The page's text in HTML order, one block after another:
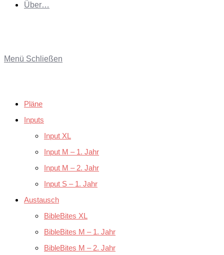
Über…
Menü Schließen
Pläne
Inputs
Input XL
Input M – 1. Jahr
Input M – 2. Jahr
Input S – 1. Jahr
Austausch
BibleBites XL
BibleBites M – 1. Jahr
BibleBites M – 2. Jahr